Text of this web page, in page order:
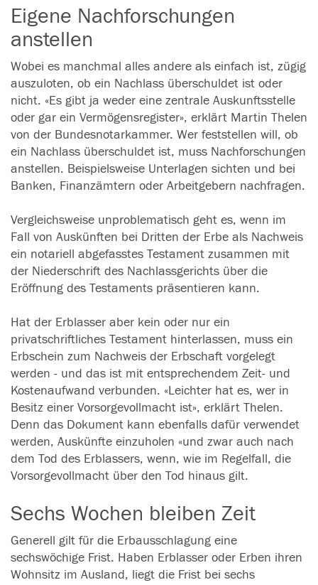
Eigene Nachforschungen
anstellen
Wobei es manchmal alles andere als einfach ist, zügig
auszuloten, ob ein Nachlass überschuldet ist oder
nicht. «Es gibt ja weder eine zentrale Auskunftsstelle
oder gar ein Vermögensregister», erklärt Martin Thelen
von der Bundesnotarkammer. Wer feststellen will, ob
ein Nachlass überschuldet ist, muss Nachforschungen
anstellen. Beispielsweise Unterlagen sichten und bei
Banken, Finanzämtern oder Arbeitgebern nachfragen.
Vergleichsweise unproblematisch geht es, wenn im
Fall von Auskünften bei Dritten der Erbe als Nachweis
ein notariell abgefasstes Testament zusammen mit
der Niederschrift des Nachlassgerichts über die
Eröffnung des Testaments präsentieren kann.
Hat der Erblasser aber kein oder nur ein
privatschriftliches Testament hinterlassen, muss ein
Erbschein zum Nachweis der Erbschaft vorgelegt
werden - und das ist mit entsprechendem Zeit- und
Kostenaufwand verbunden. «Leichter hat es, wer in
Besitz einer Vorsorgevollmacht ist», erklärt Thelen.
Denn das Dokument kann ebenfalls dafür verwendet
werden, Auskünfte einzuholen «und zwar auch nach
dem Tod des Erblassers, wenn, wie im Regelfall, die
Vorsorgevollmacht über den Tod hinaus gilt.
Sechs Wochen bleiben Zeit
Generell gilt für die Erbausschlagung eine
sechswöchige Frist. Haben Erblasser oder Erben ihren
Wohnsitz im Ausland, liegt die Frist bei sechs